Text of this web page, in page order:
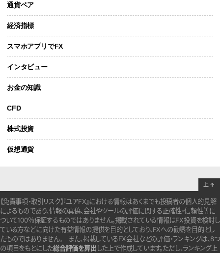
通貨ペア
経済指標
スマホアプリでFX
インタビュー
お金の知識
CFD
株式投資
仮想通貨
【免責事項・取引リスク】『ユアFX』における情報はあくまでも投稿者の個人的見解
によるものであり、情報の真偽、会社やツールの評価に関する正確性・信頼性等に
ついて100％保証するものではありません。掲載されている情報はFX投資を検討し
ている方などに向けた有益情報の提供を目的としており、FXへの勧誘を目的とし
たものではありません。 また、掲載しているFX会社などの評価・ランキングは、8つ
の項目をもとにした総合評価を算出 した上で作成しています。ただし、ランキング上
上 ↑